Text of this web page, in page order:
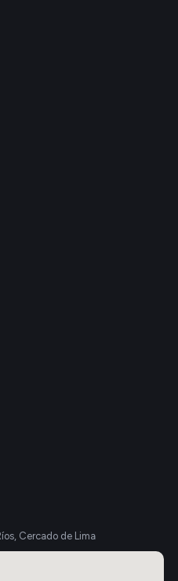
Cercado de Lima